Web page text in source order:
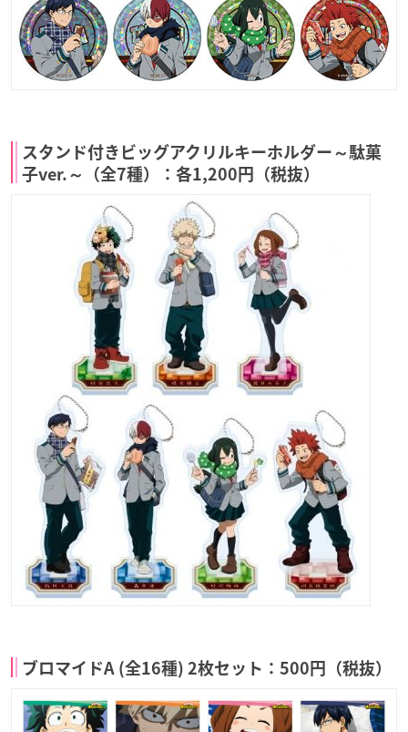
スタンド付きビッグアクリルキーホルダー～駄菓
子ver.～（全7種）：各1,200円（税抜）
ブロマイドA (全16種) 2枚セット：500円（税抜）